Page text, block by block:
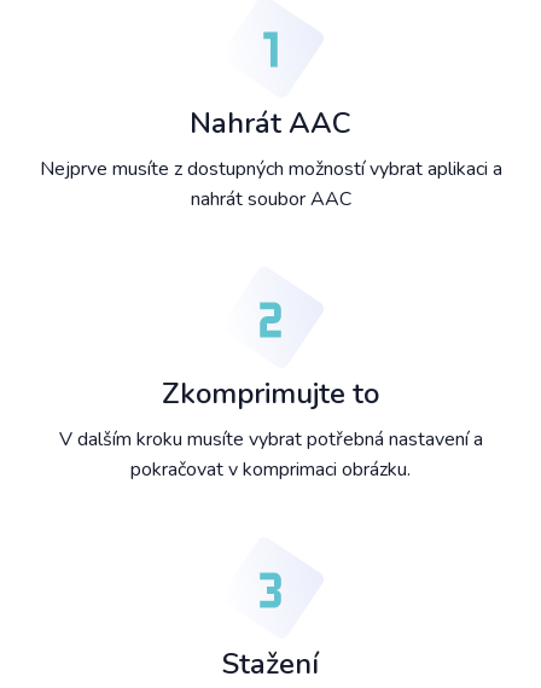
Nahrát AAC
Nejprve musíte z dostupných možností vybrat aplikaci a
nahrát soubor AAC
Zkomprimujte to
V dalším kroku musíte vybrat potřebná nastavení a
pokračovat v komprimaci obrázku.
Stažení